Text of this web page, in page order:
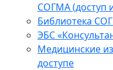
СОГМА (доступ
Библиотека
ЭБС
Медицинские
доступе